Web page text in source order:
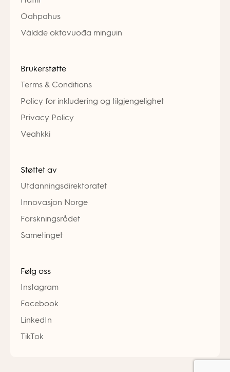
Oahpahus
Váldde oktavuođa minguin
Brukerstøtte
Terms & Conditions
Policy for inkludering og tilgjengelighet
Privacy Policy
Veahkki
Støttet av
Utdanningsdirektoratet
Innovasjon Norge
Forskningsrådet
Sametinget
Følg oss
Instagram
Facebook
LinkedIn
TikTok